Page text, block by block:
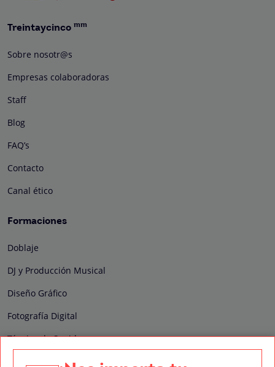
Treintaycinco mm
Sobre nosotr@s
Empresas colaboradoras
Staff
Blog
FAQ’s
Contacto
Canal ético
Formaciones
Doblaje
DJ y Producción Musical
Diseño Gráfico
Fotografía Digital
Técnico de Sonido
Edición y Postproducción de Vídeo